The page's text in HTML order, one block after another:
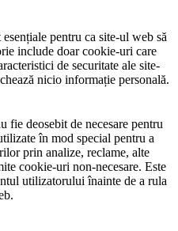
pentru ca site-ul web să
include doar cookie-uri care
de securitate ale site-
nicio informație personală.
fie deosebit de necesare pentru
în mod special pentru a
prin analize, reclame, alte
cookie-uri non-necesare. Este
utilizatorului înainte de a rula